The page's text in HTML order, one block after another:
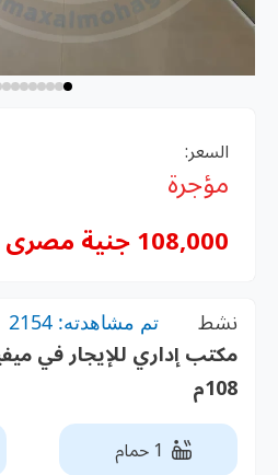
السعر:
مؤجرة
108,000 جنية مصرى
نشط تم مشاهدته: 2154
مكتب إداري للإيجار في
108م
1 حمام